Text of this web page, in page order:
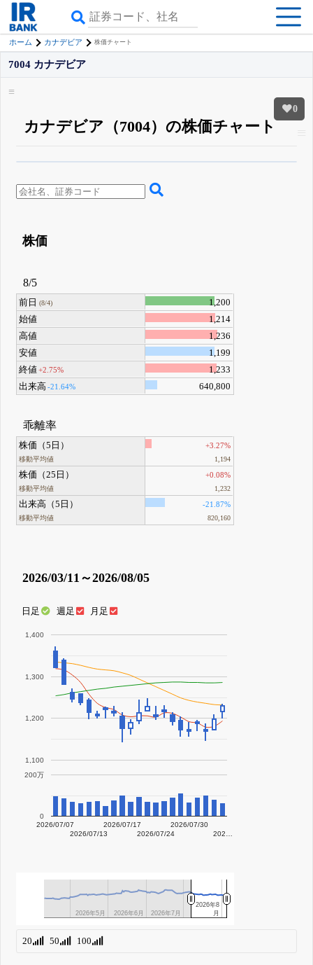
ホーム カナデビア 株価チャート
0
7004 カナデビア
カナデビア（7004）の株価チャート
詳しく見られる無料でβ版をはじめる
登録すると永久30%OFFと米株版の先行利用も付きます
株価
8/5
前日 (8/4)
1,200
始値
1,214
高値
1,236
安値
1,199
終値+2.75%
1,233
出来高 -21.64% 640,800
乖離率
株価（5日）
移動平均値
+3.27%
1,194
株価（25日）
移動平均値
+0.08%
1,232
出来高（5日）
移動平均値
-21.87%
820,160
2026/03/11～2026/08/05
日足 週足 月足
1,100
1,200
1,300
1,400
2026/07/07
2026/07/13
2026/07/17
2026/07/24
2026/07/30
202…
0
200万
2026年5月
2026年5月 2026年6月
2026年6月 2026年7月
2026年7月 月月
2026年8
2026年8
20 50 100